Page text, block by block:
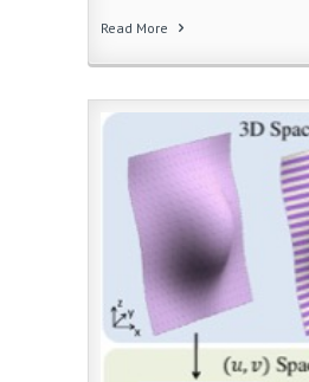
Read More